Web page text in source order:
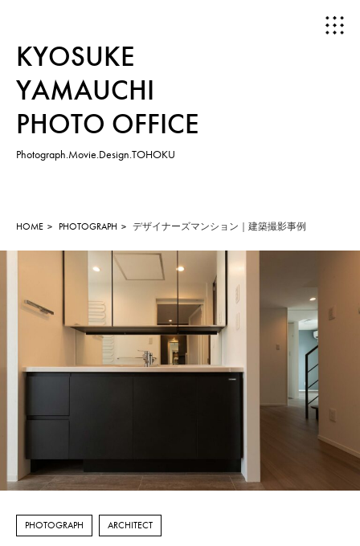
KYOSUKE
YAMAUCHI
PHOTO OFFICE
Photograph.Movie.Design.TOHOKU
ABOUT
WORKS
PHOTOGRAPH
MOVIE
FOOD
ARCHITECT
DOCUMENT
PORTRAIT
HOME PHOTOGRAPH デザイナーズマンション｜建築撮影事例
PHOTOGRAPH ARCHITECT